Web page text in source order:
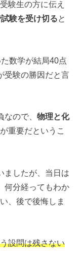
験生の方に伝え
験を受け切ると
数学が結局40点
受験の勝因だと言
なので、物理と化
重要だというこ
ましたが、当日は
何分経ってもわか
、後で後悔しま
設問は残さない